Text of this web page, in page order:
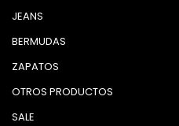
JEANS
BERMUDAS
ZAPATOS
OTROS PRODUCTOS
SALE